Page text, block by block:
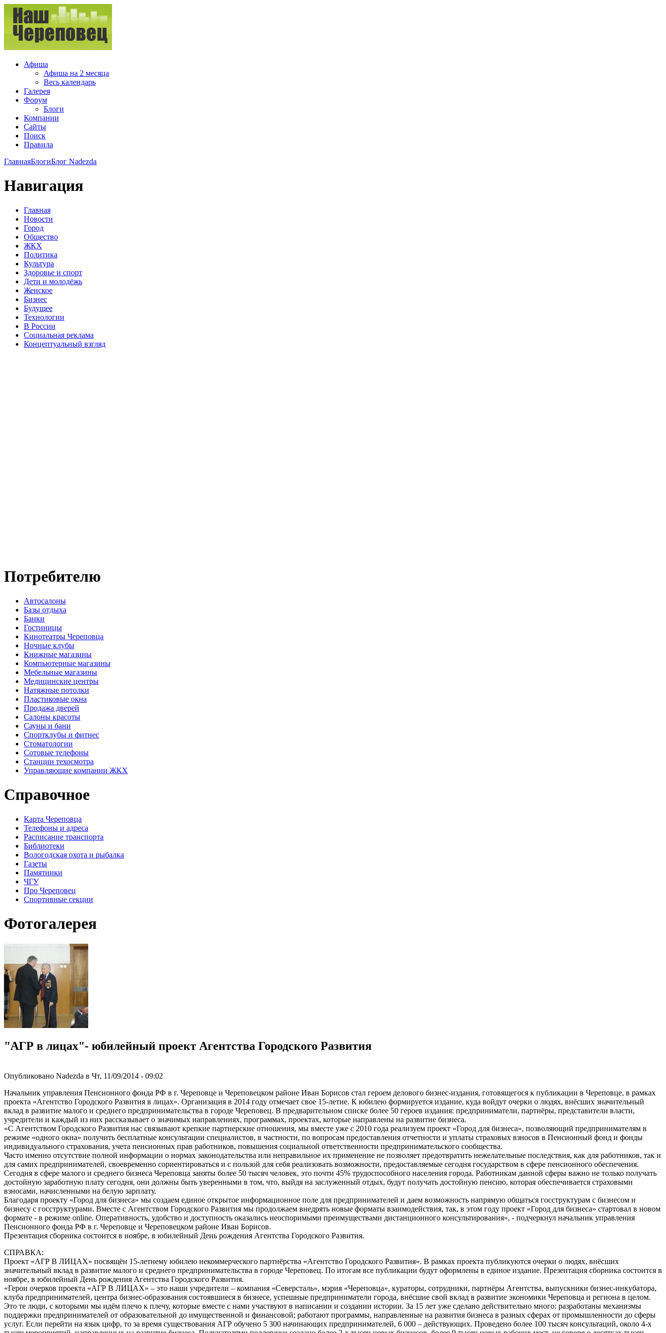
Афиша
Афиша на 2 месяца
Весь календарь
Галерея
Форум
Блоги
Компании
Сайты
Поиск
Правила
ГлавнаяБлогиБлог Nadezda
Навигация
Главная
Новости
Город
Общество
ЖКХ
Политика
Культура
Здоровье и спорт
Дети и молодёжь
Женское
Бизнес
Будущее
Технологии
В России
Социальная реклама
Концептуальный взгляд
Потребителю
Автосалоны
Базы отдыха
Банки
Гостиницы
Кинотеатры Череповца
Ночные клубы
Книжные магазины
Компьютерные магазины
Мебельные магазины
Медицинские центры
Натяжные потолки
Пластиковые окна
Продажа дверей
Салоны красоты
Сауны и бани
Спортклубы и фитнес
Стоматологии
Сотовые телефоны
Станции техосмотра
Управляющие компании ЖКХ
Справочное
Карта Череповца
Телефоны и адреса
Расписание транспорта
Библиотеки
Вологодская охота и рыбалка
Газеты
Памятники
ЧГУ
Про Череповец
Спортивные секции
Фотогалерея
"АГР в лицах"- юбилейный проект Агентства Городского Развития
Опубликовано Nadezda в Чт, 11/09/2014 - 09:02
Начальник управления Пенсионного фонда РФ в г. Череповце и Череповецком районе Иван Борисов стал героем делового бизнес-издания, готовящегося к публикации в Череповце, в рамках
проекта «Агентство Городского Развития в лицах». Организация в 2014 году отмечает свое 15-летие. К юбилею формируется издание, куда войдут очерки о людях, внёсших значительный
вклад в развитие малого и среднего предпринимательства в городе Череповец. В предварительном списке более 50 героев издания: предприниматели, партнёры, представители власти,
учредители и каждый из них рассказывает о значимых направлениях, программах, проектах, которые направлены на развитие бизнеса.
«С Агентством Городского Развития нас связывают крепкие партнерские отношения, мы вместе уже с 2010 года реализуем проект «Город для бизнеса», позволяющий предпринимателям в
режиме «одного окна» получить бесплатные консультации специалистов, в частности, по вопросам предоставления отчетности и уплаты страховых взносов в Пенсионный фонд и фонды
индивидуального страхования, учета пенсионных прав работников, повышения социальной ответственности предпринимательского сообщества.
Часто именно отсутствие полной информации о нормах законодательства или неправильное их применение не позволяет предотвратить нежелательные последствия, как для работников, так и
для самих предпринимателей, своевременно сориентироваться и с пользой для себя реализовать возможности, предоставляемые сегодня государством в сфере пенсионного обеспечения.
Сегодня в сфере малого и среднего бизнеса Череповца заняты более 50 тысяч человек, это почти 45% трудоспособного населения города. Работникам данной сферы важно не только получать
достойную заработную плату сегодня, они должны быть уверенными в том, что, выйдя на заслуженный отдых, будут получать достойную пенсию, которая обеспечивается страховыми
взносами, начисленными на белую зарплату.
Благодаря проекту «Город для бизнеса» мы создаем единое открытое информационное поле для предпринимателей и даем возможность напрямую общаться госструктурам с бизнесом и
бизнесу с госструктурами. Вместе с Агентством Городского Развития мы продолжаем внедрять новые форматы взаимодействия, так, в этом году проект «Город для бизнеса» стартовал в новом
формате - в режиме online. Оперативность, удобство и доступность оказались неоспоримыми преимуществами дистанционного консультирования», - подчеркнул начальник управления
Пенсионного фонда РФ в г. Череповце и Череповецком районе Иван Борисов.
Презентация сборника состоится в ноябре, в юбилейный День рождения Агентства Городского Развития.
СПРАВКА:
Проект «АГР В ЛИЦАХ» посвящён 15-летнему юбилею некоммерческого партнёрства «Агентство Городского Развития». В рамках проекта публикуются очерки о людях, внёсших
значительный вклад в развитие малого и среднего предпринимательства в городе Череповец. По итогам все публикации будут оформлены в единое издание. Презентация сборника состоится в
ноябре, в юбилейный День рождения Агентства Городского Развития.
«Герои очерков проекта «АГР В ЛИЦАХ» – это наши учредители – компания «Северсталь», мэрия «Череповца», кураторы, сотрудники, партнёры Агентства, выпускники бизнес-инкубатора,
клуба предпринимателей, центра бизнес-образования состоявшиеся в бизнесе, успешные предприниматели города, внёсшие свой вклад в развитие экономики Череповца и региона в целом.
Это те люди, с которыми мы идём плечо к плечу, которые вместе с нами участвуют в написании и создании истории. За 15 лет уже сделано действительно много: разработаны механизмы
поддержки предпринимателей от образовательной до имущественной и финансовой; работают программы, направленные на развития бизнеса в разных сферах от промышленности до сферы
услуг. Если перейти на язык цифр, то за время существования АГР обучено 5 300 начинающих предпринимателей, 6 000 – действующих. Проведено более 100 тысяч консультаций, около 4-х